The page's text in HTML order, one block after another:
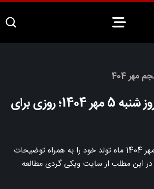
مهر 404
فال ابجد امروز شنبه 5 مهر 1404؛ روزی برای
فال ابجد امروز 5 مهر 1404 ماه تولد خود را به همراه توضیحات
در این مطلب از سایت ویکی گردی مطالعه